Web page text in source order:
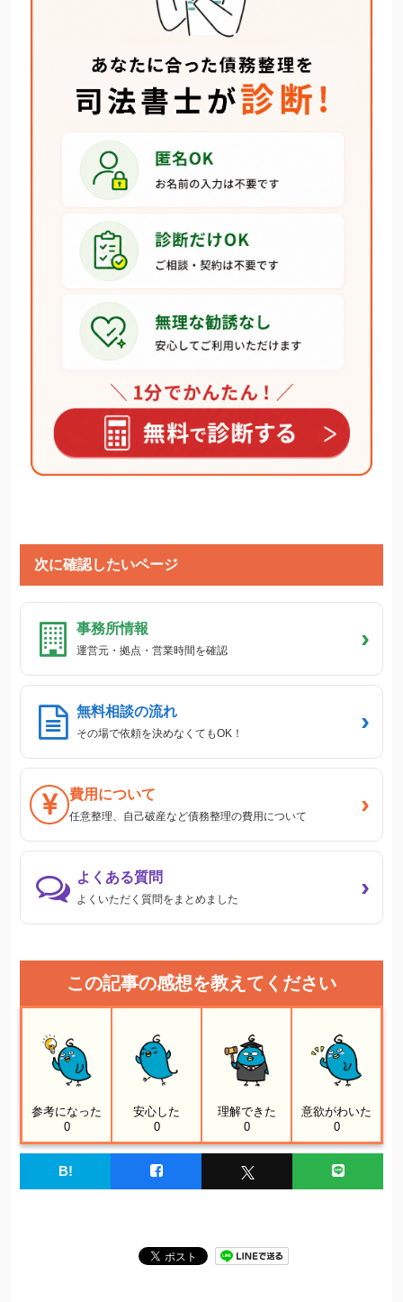
次に確認したいページ
事務所情報
運営元・拠点・営業時間を確認 ›
無料相談の流れ
その場で依頼を決めなくてもOK！ ›
費用について
任意整理、自己破産など債務整理の費用について ›
よくある質問
よくいただく質問をまとめました ›
この記事の感想を教えてください
参考になった
0
安心した
0
理解できた
0
意欲がわいた
0
B!